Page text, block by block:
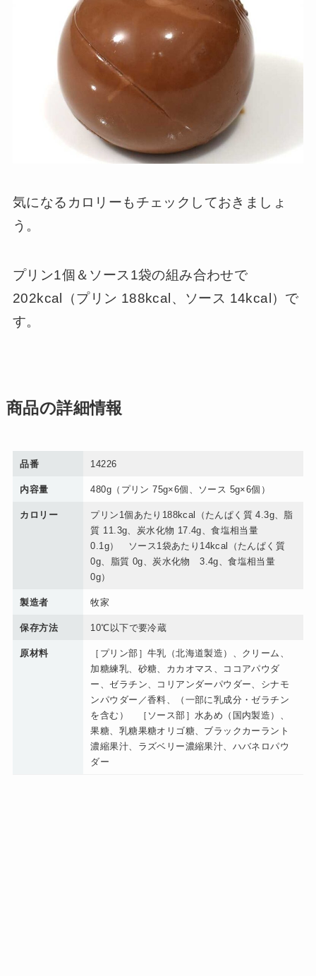
気になるカロリーもチェックしておきましょ
う。
プリン1個＆ソース1袋の組み合わせで
202kcal（プリン 188kcal、ソース 14kcal）で
す。
商品の詳細情報
品番 14226
内容量 480g（プリン 75g×6個、ソース 5g×6個）
カロリー
プリン1個あたり188kcal（たんぱく質 4.3g、脂
質 11.3g、炭水化物 17.4g、食塩相当量
0.1g） ソース1袋あたり14kcal（たんぱく質
0g、脂質 0g、炭水化物 3.4g、食塩相当量
0g）
製造者 牧家
保存方法 10℃以下で要冷蔵
原材料
［プリン部］牛乳（北海道製造）、クリーム、
加糖練乳、砂糖、カカオマス、ココアパウダ
ー、ゼラチン、コリアンダーパウダー、シナモ
ンパウダー／香料、（一部に乳成分・ゼラチン
を含む） ［ソース部］水あめ（国内製造）、
果糖、乳糖果糖オリゴ糖、ブラックカーラント
濃縮果汁、ラズベリー濃縮果汁、ハバネロパウ
ダー